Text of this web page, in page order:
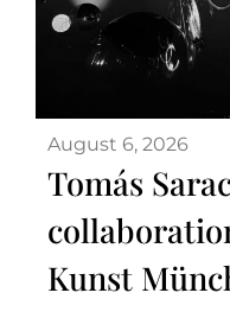
August 6, 2026
Tomás
Kunst